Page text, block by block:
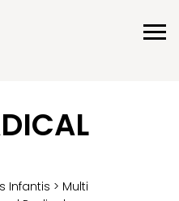
Infantis > Multi